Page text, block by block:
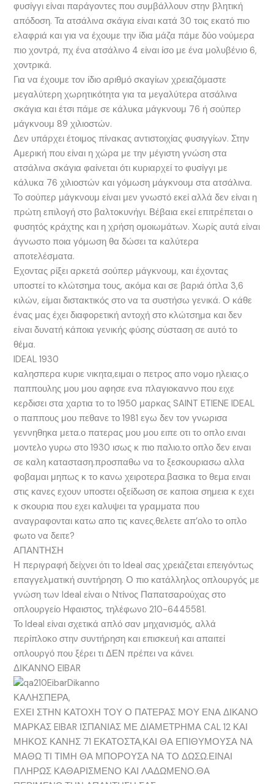
φυσίγγι είναι παράγοντες που συμβάλλουν στην βλητική
απόδοση. Τα ατσάλινα σκάγια είναι κατά 30 τοις εκατό πιο
ελαφριά και για να έχουμε την ίδια μάζα πάμε δύο νούμερα
πιο χοντρά, πχ ένα ατσάλινο 4 είναι ίσο με ένα μολυβένιο 6,
χοντρικά.
Για να έχουμε τον ίδιο αριθμό σκαγίων χρειαζόμαστε
μεγαλύτερη χωρητικότητα για τα μεγαλύτερα ατσάλινα
σκάγια και έτσι πάμε σε κάλυκα μάγκνουμ 76 ή σούπερ
μάγκνουμ 89 χιλιοστών.
Δεν υπάρχει έτοιμος πίνακας αντιστοιχίας φυσιγγίων. Στην
Αμερική που είναι η χώρα με την μέγιστη γνώση στα
ατσάλινα σκάγια φαίνεται ότι κυριαρχεί το φυσίγγι με
κάλυκα 76 χιλιοστών και γόμωση μάγκνουμ στα ατσάλινα.
Το σούπερ μάγκνουμ είναι μεν γνωστό εκεί αλλά δεν είναι η
πρώτη επιλογή στο βαλτοκυνήγι. Βέβαια εκεί επιτρέπεται ο
φυσητός κράχτης και η χρήση ομοιωμάτων. Χωρίς αυτά είναι
άγνωστο ποια γόμωση θα δώσει τα καλύτερα
αποτελέσματα.
Εχοντας ρίξει αρκετά σούπερ μάγκνουμ, και έχοντας
υποστεί το κλώτσημα τους, ακόμα και σε βαριά όπλα 3,6
κιλών, είμαι διστακτικός στο να τα συστήσω γενικά. Ο κάθε
ένας μας έχει διαφορετική αντοχή στο κλώτσημα και δεν
είναι δυνατή κάποια γενικής φύσης σύσταση σε αυτό το
θέμα.
IDEAL 1930
καλησπερα κυριε νικητα,ειμαι ο πετρος απο νομο ηλειας.ο
παππουλης μου μου αφησε ενα πλαγιοκαννο που ειχε
κερδισει στα χαρτια το το 1950 μαρκας SAINT ETIENE IDEAL
ο παππους μου πεθανε το 1981 εγω δεν τον γνωρισα
γεννηθηκα μετα.ο πατερας μου μου ειπε οτι το οπλο ειναι
μοντελο γυρω στο 1930 ισως κ πιο παλιο.το οπλο δεν ειναι
σε καλη κατασταση.προσπαθω να το ξεσκουριασω αλλα
φοβαμαι μηπως κ το κανω χειροτερα.βασικα το θεμα ειναι
στις κανες εχουν υποστει οξείδωση σε καποια σημεια κ εχει
κ σκουρια που εχει καλυψει τα γραμματα που
αναγραφονται κατω απο τις κανες.θελετε απ’ολο το οπλο
φωτο να δειτε?
ΑΠΑΝΤΗΣΗ
Η περιγραφή δείχνει ότι το Ideal σας χρειάζεται επειγόντως
επαγγελματική συντήρηση. Ο πιο κατάλληλος οπλουργός με
γνώση των Ideal είναι ο Ντίνος Παπατσαρούχας στο
οπλουργείο Ηφαιστος, τηλέφωνο 210-6445581.
Το Ideal είναι σχετικά απλό σαν μηχανισμός, αλλά
περίπλοκο στην συντήρηση και επισκευή και απαιτεί
οπλουργό που ξέρει τι ΔΕΝ πρέπει να κάνει.
ΔΙΚΑΝΝΟ EIBAR
ΚΑΛΗΣΠΕΡΑ,
ΕΧΕΙ ΣΤΗΝ ΚΑΤΟΧΗ ΤΟΥ Ο ΠΑΤΕΡΑΣ ΜΟΥ ΕΝΑ ΔΙΚΑΝΟ
ΜΑΡΚΑΣ EIBAR ΙΣΠΑΝΙΑΣ ΜΕ ΔΙΑΜΕΤΡΗΜΑ CAL 12 ΚΑΙ
ΜΗΚΟΣ ΚΑΝΗΣ 71 ΕΚΑΤΟΣΤΑ,ΚΑΙ ΘΑ ΕΠΙΘΥΜΟΥΣΑ ΝΑ
ΜΑΘΩ ΤΙ ΤΙΜΗ ΘΑ ΜΠΟΡΟΥΣΑ ΝΑ ΤΟ ΔΩΣΩ.ΕΙΝΑΙ
ΠΛΗΡΩΣ ΚΑΘΑΡΙΣΜΕΝΟ ΚΑΙ ΛΑΔΩΜΕΝΟ.ΘΑ